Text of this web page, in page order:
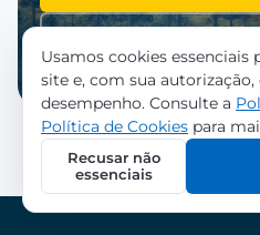
Usamos cookies
site e, com sua autorização,
desempenho. Consulte a
Política de Cookies para
Recusar não
essenciais